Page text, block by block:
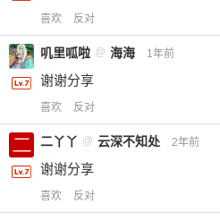
喜欢 反对
叽里呱啦 @ 海海 1年前
谢谢分享
喜欢 反对
二丫丫 @ 云深不知处 2年前
谢谢分享
喜欢 反对